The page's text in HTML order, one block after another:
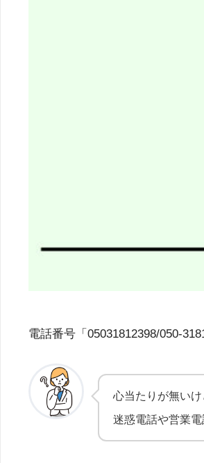
電話番号「05031812398/050-
心当たりが無い
迷惑電話や営業